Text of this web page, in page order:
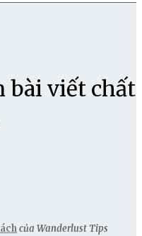
bài viết chất
của Wanderlust Tips